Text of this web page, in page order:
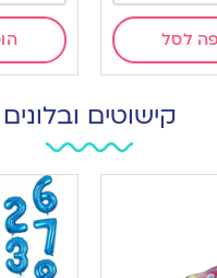
לסל
קישוטים ובלונים